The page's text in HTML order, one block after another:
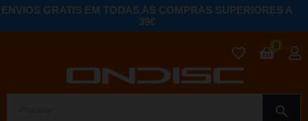
ENVIOS GRATIS EM TODAS AS COMPRAS SUPERIORES A
39€
search
0